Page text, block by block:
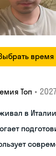
время
Топ •
в